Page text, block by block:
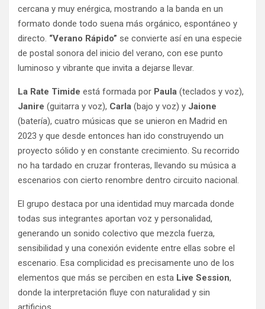
cercana y muy enérgica, mostrando a la banda en un
formato donde todo suena más orgánico, espontáneo y
directo. “Verano Rápido” se convierte así en una especie
de postal sonora del inicio del verano, con ese punto
luminoso y vibrante que invita a dejarse llevar.
La Rate Timide está formada por Paula (teclados y voz),
Janire (guitarra y voz), Carla (bajo y voz) y Jaione
(batería), cuatro músicas que se unieron en Madrid en
2023 y que desde entonces han ido construyendo un
proyecto sólido y en constante crecimiento. Su recorrido
no ha tardado en cruzar fronteras, llevando su música a
escenarios con cierto renombre dentro circuito nacional.
El grupo destaca por una identidad muy marcada donde
todas sus integrantes aportan voz y personalidad,
generando un sonido colectivo que mezcla fuerza,
sensibilidad y una conexión evidente entre ellas sobre el
escenario. Esa complicidad es precisamente uno de los
elementos que más se perciben en esta Live Session,
donde la interpretación fluye con naturalidad y sin